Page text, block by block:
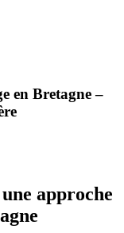
en Bretagne –
approche